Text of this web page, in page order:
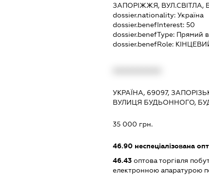
ЗАПОРІЖЖЯ, ВУЛ.СВІТЛА,
dossier.nationality:Україна
dossier.benefInterest:50
dossier.benefType: Прямий
dossier.benefRole:
УКРАЇНА, 69097,
ВУЛИЦЯ БУДЬОННОГО,
35 000 грн.
46.90 неспеціалізована
46.43 оптова торгівля
електронною апаратурою